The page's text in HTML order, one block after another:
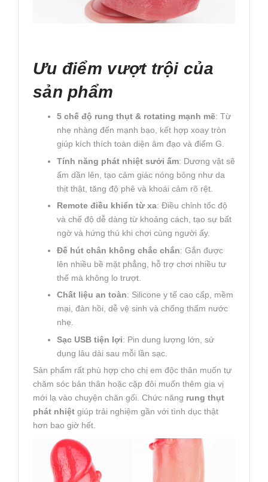
Ưu điểm vượt trội của
sản phẩm
5 chế độ rung thụt & rotating mạnh mẽ: Từ
nhẹ nhàng đến mạnh bạo, kết hợp xoay tròn
giúp kích thích toàn diện âm đạo và điểm G.
Tính năng phát nhiệt sưởi ấm: Dương vật sẽ
ấm dần lên, tạo cảm giác nóng bỏng như da
thịt thật, tăng độ phê và khoái cảm rõ rệt.
Remote điều khiển từ xa: Điều chỉnh tốc độ
và chế độ dễ dàng từ khoảng cách, tạo sự bất
ngờ và hứng thú khi chơi cùng người ấy.
Đế hút chân không chắc chắn: Gắn được
lên nhiều bề mặt phẳng, hỗ trợ chơi nhiều tư
thế mà không lo trượt.
Chất liệu an toàn: Silicone y tế cao cấp, mềm
mại, đàn hồi, dễ vệ sinh và chống thấm nước
nhẹ.
Sạc USB tiện lợi: Pin dung lượng lớn, sử
dụng lâu dài sau mỗi lần sạc.
Sản phẩm rất phù hợp cho chị em độc thân muốn tự
chăm sóc bản thân hoặc cặp đôi muốn thêm gia vị
mới lạ vào chuyện chăn gối. Chức năng rung thụt
phát nhiệt giúp trải nghiệm gần với tình dục thật
hơn bao giờ hết.